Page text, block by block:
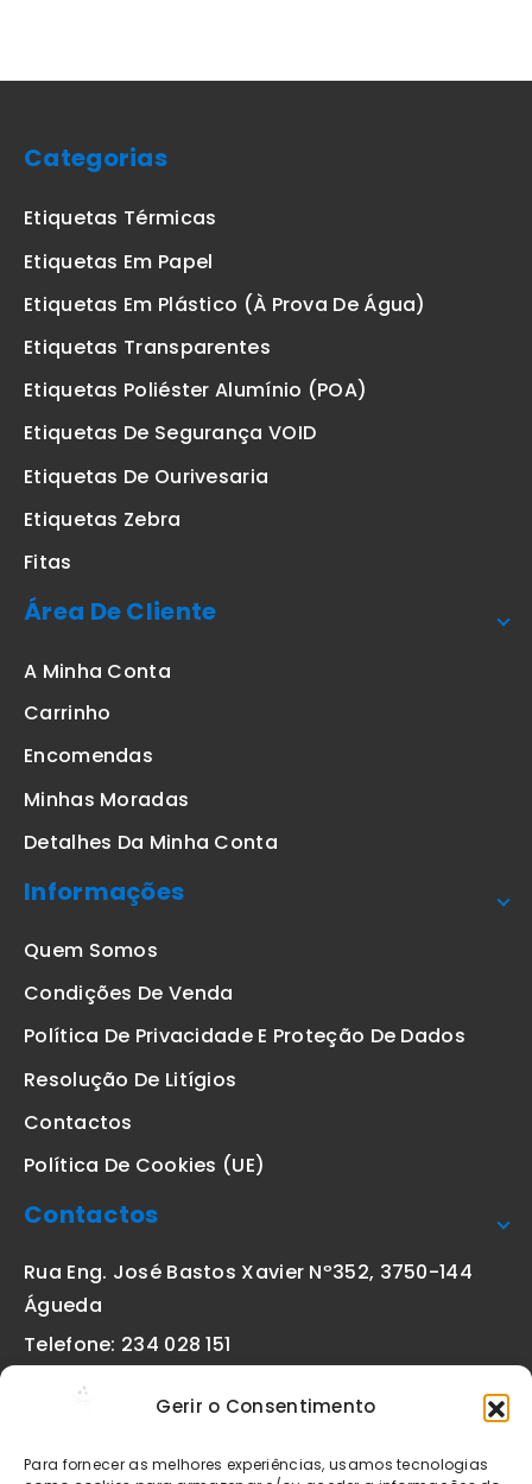
Gerir o Consentimento
Para fornecer as melhores experiências, usamos tecnologias
Categorias
Etiquetas Térmicas
Etiquetas Em Papel
Etiquetas Em Plástico (à Prova De Água)
Etiquetas Transparentes
Etiquetas Poliéster Alumínio (POA)
Etiquetas De Segurança VOID
Etiquetas De Ourivesaria
Etiquetas Zebra
Fitas
Área De Cliente
A Minha Conta
Carrinho
Encomendas
Minhas Moradas
Detalhes Da Minha Conta
Informações
Quem Somos
Condições De Venda
Política De Privacidade E Proteção De Dados
Resolução De Litígios
Contactos
Política De Cookies (UE)
Contactos
Rua Eng. José Bastos Xavier Nº352, 3750-144
Águeda
Telefone: 234 028 151
geral@etiquetas-online.pt